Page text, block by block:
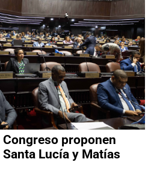
proponen
Lucía y Matías